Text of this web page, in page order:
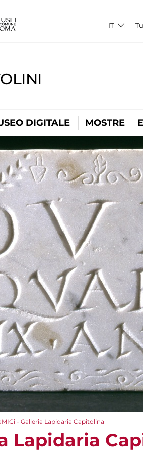
DIGITALE MOSTRE
- Galleria Lapidaria Capitolina
Lapidaria